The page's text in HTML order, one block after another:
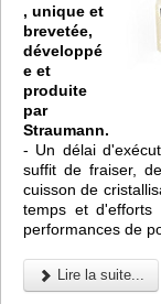
, unique et
brevetée,
développé
e et
produite
par
Straumann.
- Un délai
suffit de fraiser,
cuisson de
temps et d'efforts
performances de
Lire la suite...